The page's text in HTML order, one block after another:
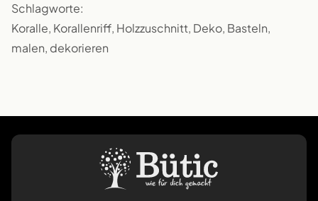
Schlagworte:
Koralle, Korallenriff, Holzzuschnitt, Deko, Basteln,
malen, dekorieren